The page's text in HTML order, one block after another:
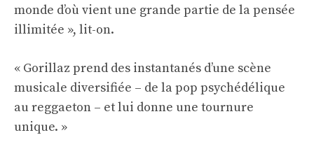
monde d’où vient une grande partie de la pensée
illimitée », lit-on.
« Gorillaz prend des instantanés d’une scène
musicale diversifiée – de la pop psychédélique
au reggaeton – et lui donne une tournure
unique. »